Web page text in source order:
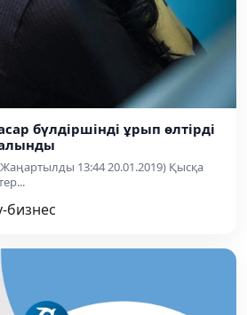
бүлдіршінді ұрып өлтірді
алынды
13:44 20.01.2019) Қысқа